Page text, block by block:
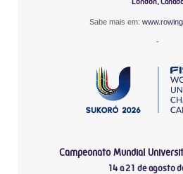
Sabe mais em:
-
Campeonato Mundial
14 a 21 de agosto